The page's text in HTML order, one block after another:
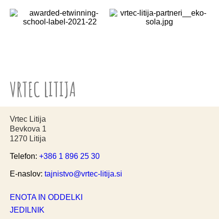
VRTEC LITIJA
Vrtec Litija
Bevkova 1
1270 Litija
Telefon: +386 1 896 25 30
E-naslov: tajnistvo@vrtec-litija.si
ENOTA IN ODDELKI
JEDILNIK